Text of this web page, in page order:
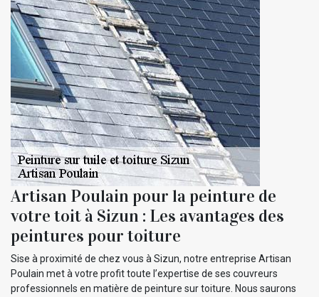
Artisan Poulain pour la peinture de
votre toit à Sizun : Les avantages des
peintures pour toiture
Sise à proximité de chez vous à Sizun, notre entreprise Artisan
Poulain met à votre profit toute l’expertise de ses couvreurs
professionnels en matière de peinture sur toiture. Nous saurons